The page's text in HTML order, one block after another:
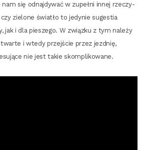
nam się odnaj­dy­wać w zupeł­ni innej rze­czy­
zie­lo­ne świa­tło to jedy­nie suge­stia
jak i dla pie­sze­go. W związ­ku z tym nale­ży
i wte­dy przej­ście przez jezd­nię,
nie jest takie skomplikowane.